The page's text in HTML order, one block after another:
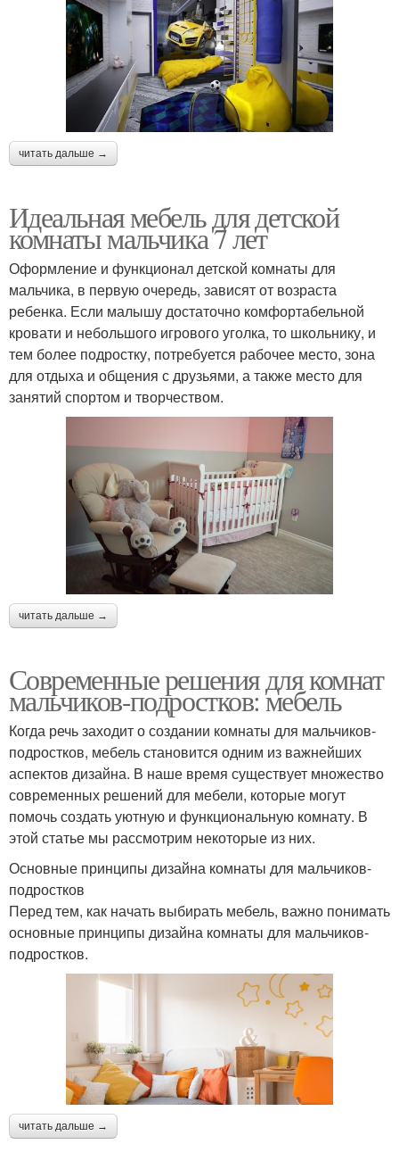
читать дальше →
Идеальная мебель для детской
комнаты мальчика 7 лет
Оформление и функционал детской комнаты для
мальчика, в первую очередь, зависят от возраста
ребенка. Если малышу достаточно комфортабельной
кровати и небольшого игрового уголка, то школьнику, и
тем более подростку, потребуется рабочее место, зона
для отдыха и общения с друзьями, а также место для
занятий спортом и творчеством.
читать дальше →
Современные решения для комнат
мальчиков-подростков: мебель
Когда речь заходит о создании комнаты для мальчиков-
подростков, мебель становится одним из важнейших
аспектов дизайна. В наше время существует множество
современных решений для мебели, которые могут
помочь создать уютную и функциональную комнату. В
этой статье мы рассмотрим некоторые из них.
Основные принципы дизайна комнаты для мальчиков-
подростков
Перед тем, как начать выбирать мебель, важно понимать
основные принципы дизайна комнаты для мальчиков-
подростков.
читать дальше →